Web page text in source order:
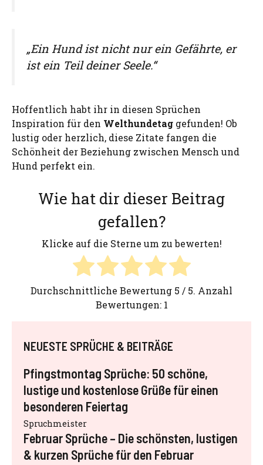
„Ein Hund ist nicht nur ein Gefährte, er
ist ein Teil deiner Seele.“
Hoffentlich habt ihr in diesen Sprüchen
Inspiration für den Welthundetag gefunden! Ob
lustig oder herzlich, diese Zitate fangen die
Schönheit der Beziehung zwischen Mensch und
Hund perfekt ein.
Wie hat dir dieser Beitrag
gefallen?
Klicke auf die Sterne um zu bewerten!
Durchschnittliche Bewertung 5 / 5. Anzahl
Bewertungen: 1
NEUESTE SPRÜCHE & BEITRÄGE
Pfingstmontag Sprüche: 50 schöne,
lustige und kostenlose Grüße für einen
besonderen Feiertag
Spruchmeister
Februar Sprüche – Die schönsten, lustigen
& kurzen Sprüche für den Februar